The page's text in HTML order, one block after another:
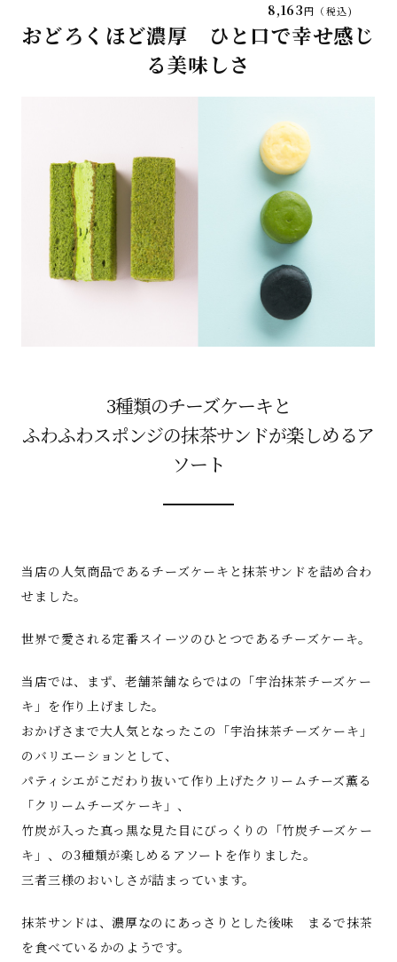
8,163 税込
おどろくほど濃厚 ひと口で幸せ感じ
る美味しさ
3種類のチーズケーキと
ふわふわスポンジの抹茶サンドが楽しめるア
ソート
当店の人気商品であるチーズケーキと抹茶サンドを詰め合わ
せました。
世界で愛される定番スイーツのひとつであるチーズケーキ。
当店では、まず、老舗茶舗ならではの「宇治抹茶チーズケー
キ」を作り上げました。
おかげさまで大人気となったこの「宇治抹茶チーズケーキ」
のバリエーションとして、
パティシエがこだわり抜いて作り上げたクリームチーズ薫る
「クリームチーズケーキ」、
竹炭が入った真っ黒な見た目にびっくりの「竹炭チーズケー
キ」、の3種類が楽しめるアソートを作りました。
三者三様のおいしさが詰まっています。
抹茶サンドは、濃厚なのにあっさりとした後味 まるで抹茶
を食べているかのようです。